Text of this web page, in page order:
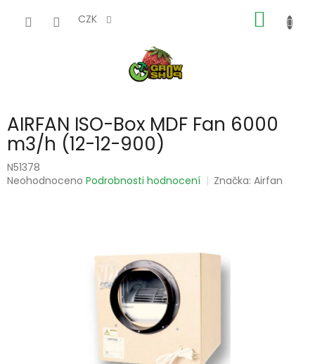
CZK
KOŠÍK
AIRFAN ISO-Box MDF Fan 6000
m3/h (12-12-900)
N51378
Průměrné
Neohodnoceno Podrobnosti hodnocení Značka:Airfan